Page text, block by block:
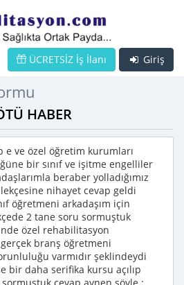
Giriş
ÜCRETSİZ İş İlanı
HABER
e ve özel öğretim kurumları
bir sınıf ve işitme engelliler
beraber yolladığımız
nihayet cevap geldi
öğretmeni arkadaşım için
2 tane soru sormuştuk
özel rehabilitasyon
branş öğretmeni
varmıdır şeklindeydi
bir daha serifika kursu açılıp